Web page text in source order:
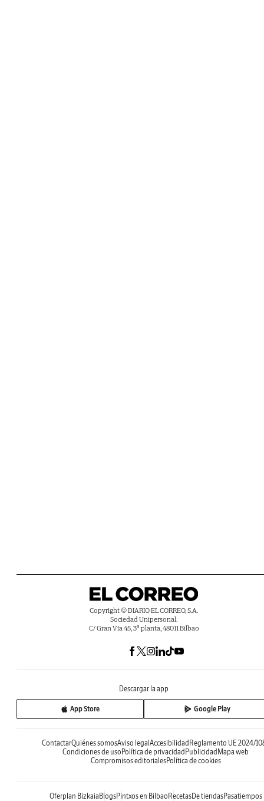
Copyright © DIARIO EL CORREO, S.A.
Sociedad Unipersonal.
C/ Gran Vía 45, 3ª planta, 48011 Bilbao
Descargar la app
App Store Google Play
ContactarQuiénes somosAviso legalAccesibilidadReglamento UE 2024/
Condiciones de usoPolítica de privacidadPublicidadMapa web
Compromisos editorialesPolítica de cookies
Oferplan BizkaiaBlogsPintxos en BilbaoRecetasDe tiendasPasatiempos